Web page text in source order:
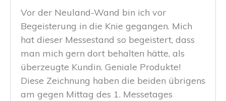
Vor der Neuland-Wand bin ich vor
Begeisterung in die Knie gegangen. Mich
hat dieser Messestand so begeistert, dass
man mich gern dort behalten hätte, als
überzeugte Kundin. Geniale Produkte!
Diese Zeichnung haben die beiden übrigens
am gegen Mittag des 1. Messetages